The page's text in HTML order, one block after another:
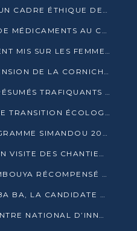
LE CONGO PLAIDE POUR UN CADRE ÉTHIQUE DE L’INTELLIGENCE ARTIFICIELLE À DAKAR
L’OMS REMET 25 TONNES DE MÉDICAMENTS AU CONGO POUR RENFORCER LA RIPOSTE AUX ÉPIDÉMIES
ZLECAF : LE GOUVERNEMENT MIS SUR LES FEMMES ENTREPRENEURES
LA BADEA FINANCE L’EXTENSION DE LA CORNICHE SUD DE BRAZZAVILLE
CUVETTE-OUEST : SEPT PRÉSUMÉS TRAFIQUANTS DE FAUNE INTERPELLÉS À EWO ET KELLÉ
LA SNPC PLAIDE POUR UNE TRANSITION ÉCOLOGIQUE PROGRESSIVE
CONGO-GUINÉE : LE PROGRAMME SIMANDOU 2040 AU CŒUR DES ÉCHANGES À LA BAD
LE CONGO ET LA BADEA EN VISITE DES CHANTIERS
BAD 2026 : MAMADI DOUMBOUYA RÉCOMPENSÉ PAR LE TROPHÉE BABACAR NDIAYE À BRAZZAVILLE
ÉLECTION À L’OIF : COUMBA BA, LA CANDIDATE DISCRÈTE QUI BOUSCULE LE JEU DIPLOMATIQUE
LE CONGO LANCE SON CENTRE NATIONAL D’INNOVATION